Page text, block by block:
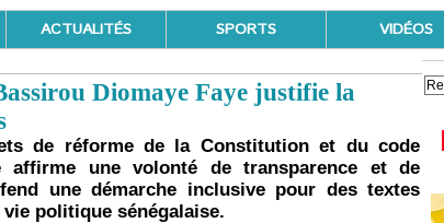
ACTUALITÉS SPORTS VIDÉOS
Diomaye Faye justifie la
de réforme de la Constitution et du code
affirme une volonté de transparence et de
une démarche inclusive pour des textes
politique sénégalaise.